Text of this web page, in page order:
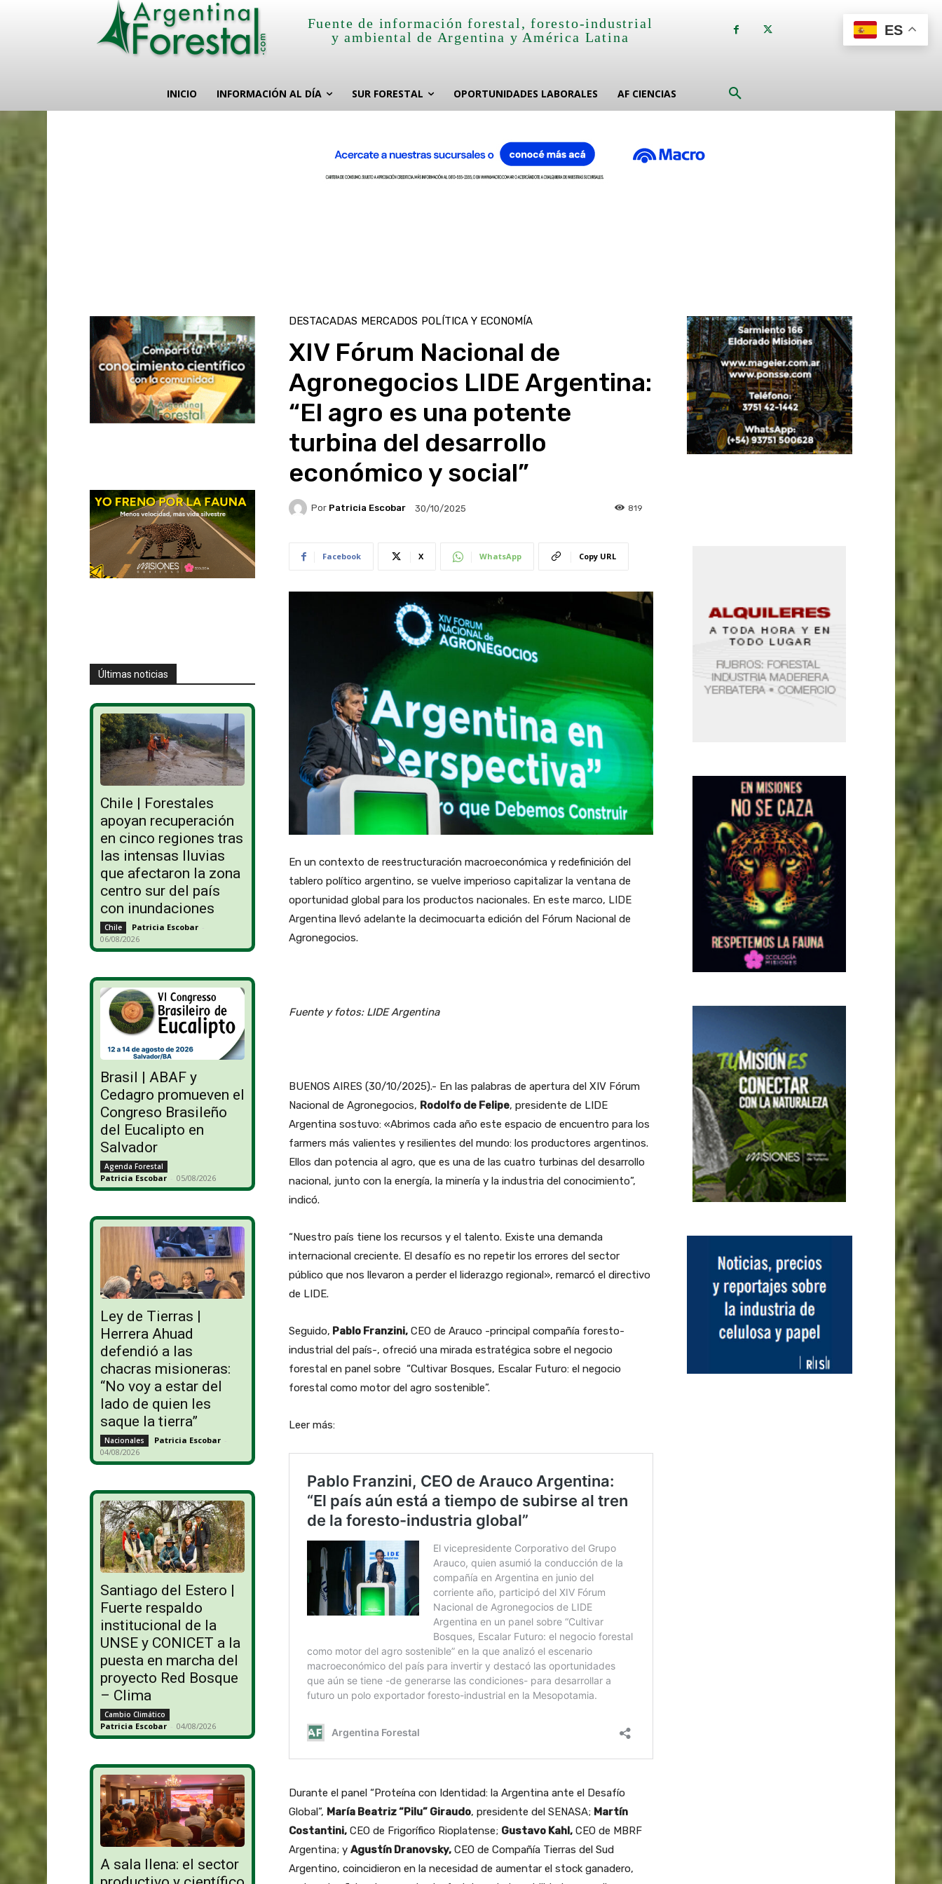
Fuente de información forestal, foresto-industrial
y ambiental de Argentina y América Latina
INICIO INFORMACIÓN AL DÍA SUR FORESTAL OPORTUNIDADES LABORALES AF CIENCIAS
Últimas noticias
Chile | Forestales
apoyan recuperación
en cinco regiones tras
las intensas lluvias
que afectaron la zona
centro sur del país
con inundaciones
Chile Patricia Escobar -
06/08/2026
Brasil | ABAF y
Cedagro promueven el
Congreso Brasileño
del Eucalipto en
Salvador
Agenda Forestal
Patricia Escobar - 05/08/2026
Ley de Tierras |
Herrera Ahuad
defendió a las
chacras misioneras:
“No voy a estar del
lado de quien les
saque la tierra”
Nacionales Patricia Escobar -
04/08/2026
Santiago del Estero |
Fuerte respaldo
institucional de la
UNSE y CONICET a la
puesta en marcha del
proyecto Red Bosque
– Clima
Cambio Climático
Patricia Escobar - 04/08/2026
A sala llena: el sector
DESTACADAS MERCADOS POLÍTICA Y ECONOMÍA
XIV Fórum Nacional de
Agronegocios LIDE Argentina:
“El agro es una potente
turbina del desarrollo
económico y social”
Por Patricia Escobar 30/10/2025 819
Facebook X WhatsApp Copy URL
En un contexto de reestructuración macroeconómica y redefinición del
tablero político argentino, se vuelve imperioso capitalizar la ventana de
oportunidad global para los productos nacionales. En este marco, LIDE
Argentina llevó adelante la decimocuarta edición del Fórum Nacional de
Agronegocios.
Fuente y fotos: LIDE Argentina
BUENOS AIRES (30/10/2025).- En las palabras de apertura del XIV Fórum
Nacional de Agronegocios, Rodolfo de Felipe, presidente de LIDE
Argentina sostuvo: «Abrimos cada año este espacio de encuentro para los
farmers más valientes y resilientes del mundo: los productores argentinos.
Ellos dan potencia al agro, que es una de las cuatro turbinas del desarrollo
nacional, junto con la energía, la minería y la industria del conocimiento”,
indicó.
“Nuestro país tiene los recursos y el talento. Existe una demanda
internacional creciente. El desafío es no repetir los errores del sector
público que nos llevaron a perder el liderazgo regional», remarcó el directivo
de LIDE.
Seguido, Pablo Franzini,CEO de Arauco -principal compañía foresto-
industrial del país-, ofreció una mirada estratégica sobre el negocio
forestal en panel sobre “Cultivar Bosques, Escalar Futuro: el negocio
forestal como motor del agro sostenible”.
Leer más:
Durante el panel “Proteína con Identidad: la Argentina ante el Desafío
Global”, María Beatriz “Pilu” Giraudo, presidente del SENASA; Martín
Costantini,CEO de Frigorífico Rioplatense; Gustavo Kahl,CEO de MBRF
Argentina; y Agustín Dranovsky,CEO de Compañía Tierras del Sud
Argentino, coincidieron en la necesidad de aumentar el stock ganadero,
ES